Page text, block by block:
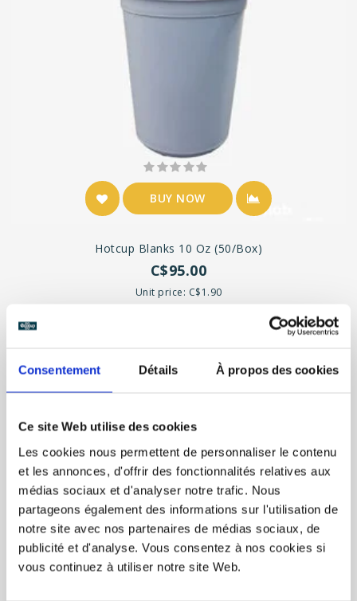
Consentement Détails À propos des cookies
Ce site Web utilise des cookies
Les cookies nous permettent de personnaliser le contenu
et les annonces, d'offrir des fonctionnalités relatives aux
médias sociaux et d'analyser notre trafic. Nous
partageons également des informations sur l'utilisation de
notre site avec nos partenaires de médias sociaux, de
publicité et d'analyse. Vous consentez à nos cookies si
vous continuez à utiliser notre site Web.
BUY NOW
Hotcup Blanks 10 Oz (50/box)
C$95.00
Unit price: C$1.90